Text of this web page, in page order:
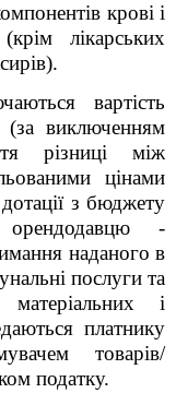
крові і
лікарських
вартість
(за виключенням
різниці між
цінами
з бюджету
орендодавцю -
наданого в
послуги та
і
платнику
товарів/
податку.